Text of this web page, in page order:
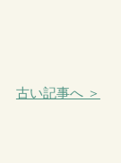
古い記事へ ＞